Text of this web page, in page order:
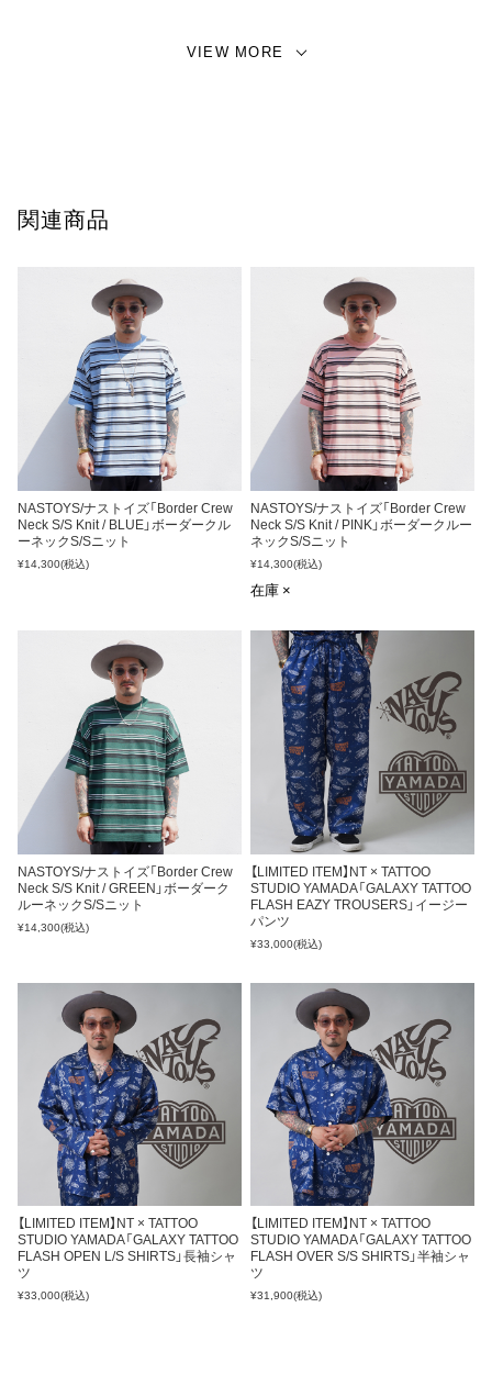
VIEW MORE
関連商品
NASTOYS/ナストイズ「Border Crew
Neck S/S Knit / BLUE」ボーダークル
ーネックS/Sニット
¥14,300(税込)
NASTOYS/ナストイズ「Border Crew
Neck S/S Knit / PINK」ボーダークルー
ネックS/Sニット
¥14,300(税込)
在庫 ×
NASTOYS/ナストイズ「Border Crew
Neck S/S Knit / GREEN」ボーダーク
ルーネックS/Sニット
¥14,300(税込)
【LIMITED ITEM】NT × TATTOO
STUDIO YAMADA「GALAXY TATTOO
FLASH EAZY TROUSERS」イージー
パンツ
¥33,000(税込)
【LIMITED ITEM】NT × TATTOO
STUDIO YAMADA「GALAXY TATTOO
FLASH OPEN L/S SHIRTS」長袖シャ
ツ
¥33,000(税込)
【LIMITED ITEM】NT × TATTOO
STUDIO YAMADA「GALAXY TATTOO
FLASH OVER S/S SHIRTS」半袖シャ
ツ
¥31,900(税込)